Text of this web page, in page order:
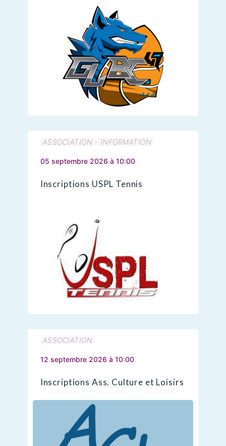
ASSOCIATION - INFORMATION
05 septembre 2026 à 10:00
Inscriptions USPL Tennis
ASSOCIATION
12 septembre 2026 à 10:00
Inscriptions Ass. Culture et Loisirs